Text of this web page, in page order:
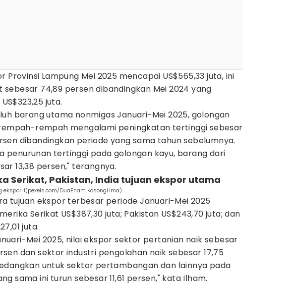
Provinsi Lampung Mei 2025 mencapai US$565,33 juta, ini
sebesar 74,89 persen dibandingkan Mei 2024 yang
juta.
barang utama nonmigas Januari-Mei 2025, golongan
rempah mengalami peningkatan tertinggi sebesar
dibandingkan periode yang sama tahun sebelumnya.
penurunan tertinggi pada golongan kayu, barang dari
13,38 persen," terangnya.
Serikat, Pakistan, India tujuan ekspor utama
I(pexels.com/DuaEnam KosongLima)
tujuan ekspor terbesar periode Januari-Mei 2025
Serikat US$387,30 juta; Pakistan US$243,70 juta; dan
juta.
Mei 2025, nilai ekspor sektor pertanian naik sebesar
dan sektor industri pengolahan naik sebesar 17,75
untuk sektor pertambangan dan lainnya pada
sama ini turun sebesar 11,61 persen," kata Ilham.